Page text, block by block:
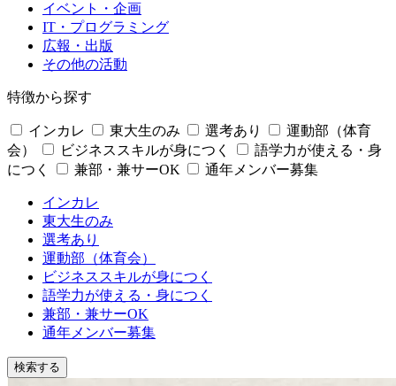
イベント・企画
IT・プログラミング
広報・出版
その他の活動
特徴から探す
インカレ 東大生のみ 選考あり
運動部（体育
会）
ビジネススキルが身につく
語学力が使える・身
につく
兼部・兼サーOK 通年メンバー募集
インカレ
東大生のみ
選考あり
運動部（体育会）
ビジネススキルが身につく
語学力が使える・身につく
兼部・兼サーOK
通年メンバー募集
検索する